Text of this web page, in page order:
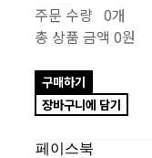
주문 수량 0개
총 상품 금액 0원
구매하기
장바구니에 담기
페이스북